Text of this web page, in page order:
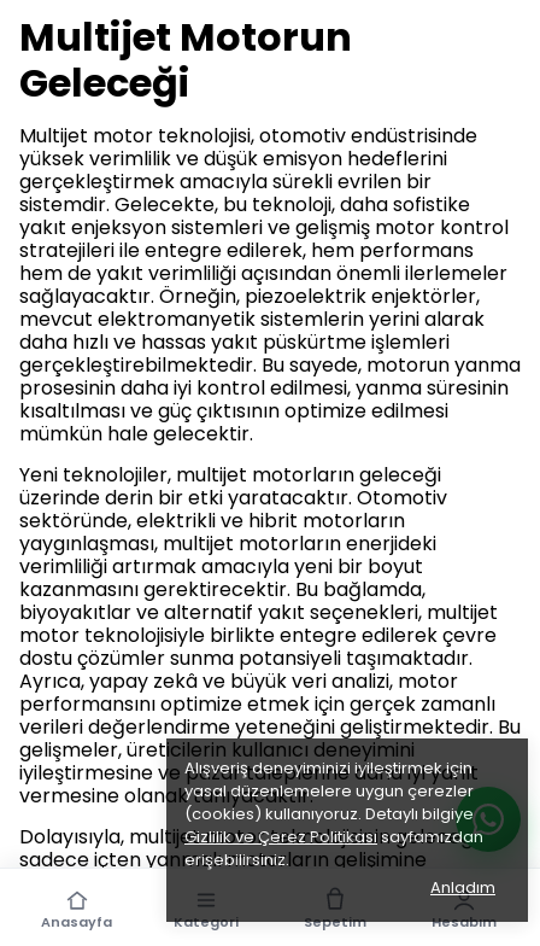
Alışveriş deneyiminizi iyileştirmek için
yasal düzenlemelere uygun çerezler
(cookies) kullanıyoruz. Detaylı bilgiye
Gizlilik ve Çerez Politikasısayfamızdan
erişebilirsiniz.
Anladım
Multijet Motorun
Geleceği
Multijet motor teknolojisi, otomotiv endüstrisinde
yüksek verimlilik ve düşük emisyon hedeflerini
gerçekleştirmek amacıyla sürekli evrilen bir
sistemdir. Gelecekte, bu teknoloji, daha sofistike
yakıt enjeksyon sistemleri ve gelişmiş motor kontrol
stratejileri ile entegre edilerek, hem performans
hem de yakıt verimliliği açısından önemli ilerlemeler
sağlayacaktır. Örneğin, piezoelektrik enjektörler,
mevcut elektromanyetik sistemlerin yerini alarak
daha hızlı ve hassas yakıt püskürtme işlemleri
gerçekleştirebilmektedir. Bu sayede, motorun yanma
prosesinin daha iyi kontrol edilmesi, yanma süresinin
kısaltılması ve güç çıktısının optimize edilmesi
mümkün hale gelecektir.
Yeni teknolojiler, multijet motorların geleceği
üzerinde derin bir etki yaratacaktır. Otomotiv
sektöründe, elektrikli ve hibrit motorların
yaygınlaşması, multijet motorların enerjideki
verimliliği artırmak amacıyla yeni bir boyut
kazanmasını gerektirecektir. Bu bağlamda,
biyoyakıtlar ve alternatif yakıt seçenekleri, multijet
motor teknolojisiyle birlikte entegre edilerek çevre
dostu çözümler sunma potansiyeli taşımaktadır.
Ayrıca, yapay zekâ ve büyük veri analizi, motor
performansını optimize etmek için gerçek zamanlı
verileri değerlendirme yeteneğini geliştirmektedir. Bu
gelişmeler, üreticilerin kullanıcı deneyimini
iyileştirmesine ve pazar taleplerine daha iyi yanıt
vermesine olanak tanıyacaktır.
Dolayısıyla, multijet motor teknolojisinin geleceği,
sadece içten yanmalı motorların gelişimine
odaklanmakla kalmayıp, aynı zamanda çevre dostu
yakıtlarla entegrasyonu ve akıllı sistemlerin
adaptasyonu gibi çok boyutlu bir dönüşüm sürecini
Anasayfa Kategori Sepetim Hesabım